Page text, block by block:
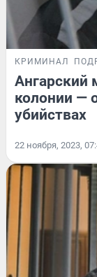
КРИМИНАЛ
Ангарский
колонии —
убийствах
22 ноября, 2023,